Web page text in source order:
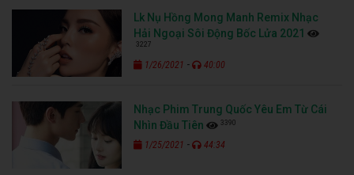
Lk Nụ Hồng Mong Manh Remix Nhạc
Hải Ngoại Sôi Động Bốc Lửa 2021
3227
1/26/2021 - 40:00
Nhạc Phim Trung Quốc Yêu Em Từ Cái
Nhìn Đầu Tiên
3390
1/25/2021 - 44:34